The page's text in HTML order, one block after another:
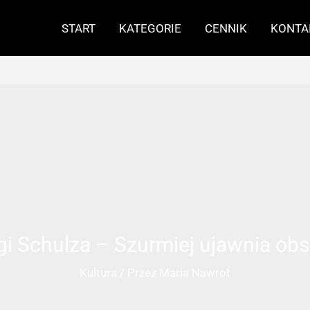
START KATEGORIE CENNIK